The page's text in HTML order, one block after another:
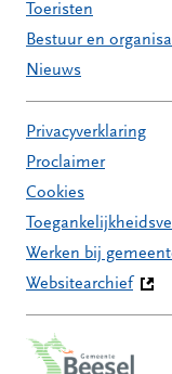
Toeristen
Bestuur en
Nieuws
Privacyverklaring
Proclaimer
Cookies
Werken bij
Websitearchief